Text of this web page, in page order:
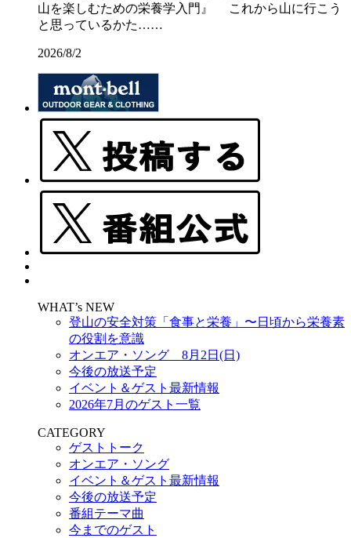
山を楽しむための栄養学入門』 これから山に行こう
と思っているかた……
2026/8/2
WHAT’s NEW
登山の安全対策「食事と栄養」〜日頃から栄養素
の役割を意識
オンエア・ソング 8月2日(日)
今後の放送予定
イベント＆ゲスト最新情報
2026年7月のゲスト一覧
CATEGORY
ゲストトーク
オンエア・ソング
イベント＆ゲスト最新情報
今後の放送予定
番組テーマ曲
今までのゲスト